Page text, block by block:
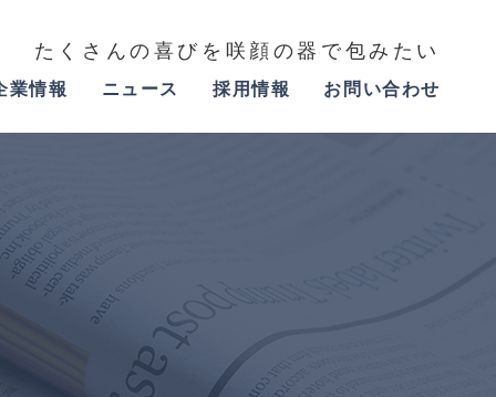
たくさんの喜びを咲顔の器で包みたい
業情報 ニュース 採用情報 お問い合わせ